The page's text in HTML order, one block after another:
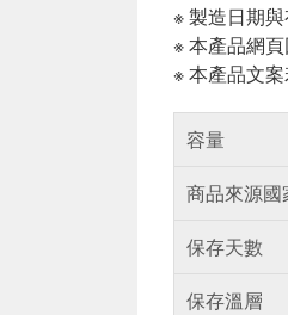
※ 製造日期
※ 本產品網
※ 本產品文
容量
商品來源國
保存天數
保存溫層